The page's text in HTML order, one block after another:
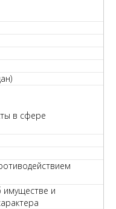
в сфере
имуществе и